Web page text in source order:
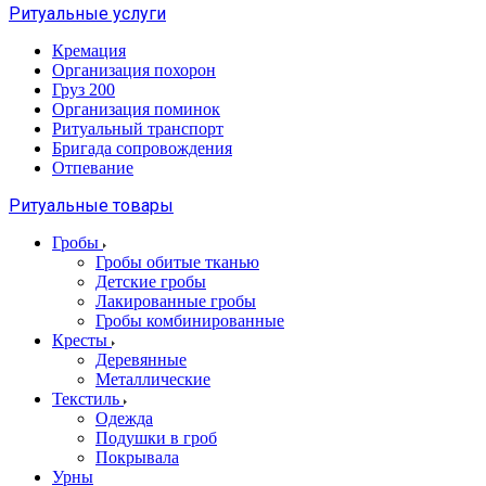
Ритуальные услуги
Кремация
Организация похорон
Груз 200
Организация поминок
Ритуальный транспорт
Бригада сопровождения
Отпевание
Ритуальные товары
Гробы
Гробы обитые тканью
Детские гробы
Лакированные гробы
Гробы комбинированные
Кресты
Деревянные
Металлические
Текстиль
Одежда
Подушки в гроб
Покрывала
Урны